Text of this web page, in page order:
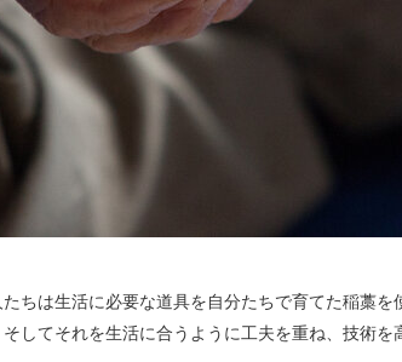
ちは生活に必要な道具を自分たちで育てた稲藁を
してそれを生活に合うように工夫を重ね、技術を